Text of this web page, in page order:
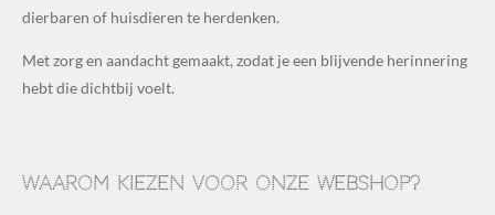
dierbaren of huisdieren te herdenken.
Met zorg en aandacht gemaakt, zodat je een blijvende herinnering
hebt die dichtbij voelt.
Waarom kiezen voor onze webshop?